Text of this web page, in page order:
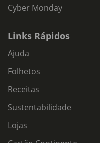
Cyber Monday
Links Rápidos
Ajuda
Folhetos
Receitas
Sustentabilidade
Lojas